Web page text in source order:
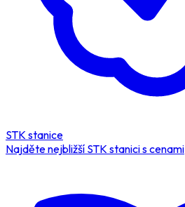
STK stanice
Najděte nejbližší STK stanici s cenami